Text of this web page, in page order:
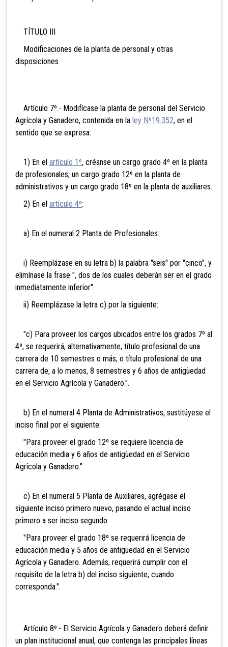
TÍTULO III
Modificaciones de la planta de personal y otras
disposiciones
Artículo 7º.- Modifícase la planta de personal del Servicio
Agrícola y Ganadero, contenida en la ley Nº19.352, en el
sentido que se expresa:
1) En el artículo 1º, créanse un cargo grado 4º en la planta
de profesionales, un cargo grado 12º en la planta de
administrativos y un cargo grado 18º en la planta de auxiliares.
2) En el artículo 4º:
a) En el numeral 2 Planta de Profesionales:
i) Reemplázase en su letra b) la palabra "seis" por "cinco", y
elimínase la frase ", dos de los cuales deberán ser en el grado
inmediatamente inferior".
ii) Reemplázase la letra c) por la siguiente:
"c) Para proveer los cargos ubicados entre los grados 7º al
4º, se requerirá, alternativamente, título profesional de una
carrera de 10 semestres o más; o título profesional de una
carrera de, a lo menos, 8 semestres y 6 años de antigüedad
en el Servicio Agrícola y Ganadero.".
b) En el numeral 4 Planta de Administrativos, sustitúyese el
inciso final por el siguiente:
"Para proveer el grado 12º se requiere licencia de
educación media y 6 años de antigüedad en el Servicio
Agrícola y Ganadero.".
c) En el numeral 5 Planta de Auxiliares, agrégase el
siguiente inciso primero nuevo, pasando el actual inciso
primero a ser inciso segundo:
"Para proveer el grado 18º se requerirá licencia de
educación media y 5 años de antigüedad en el Servicio
Agrícola y Ganadero. Además, requerirá cumplir con el
requisito de la letra b) del inciso siguiente, cuando
corresponda.".
Artículo 8º.- El Servicio Agrícola y Ganadero deberá definir
un plan institucional anual, que contenga las principales líneas